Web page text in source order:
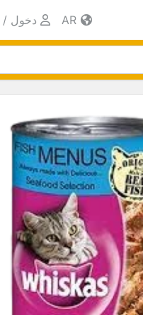
دخول /